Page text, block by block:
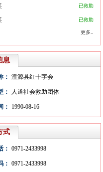
已救助
已救助
更多..
息
： 湟源县红十字会
： 人道社会救助团体
： 1990-08-16
式
： 0971-2433998
： 0971-2433998